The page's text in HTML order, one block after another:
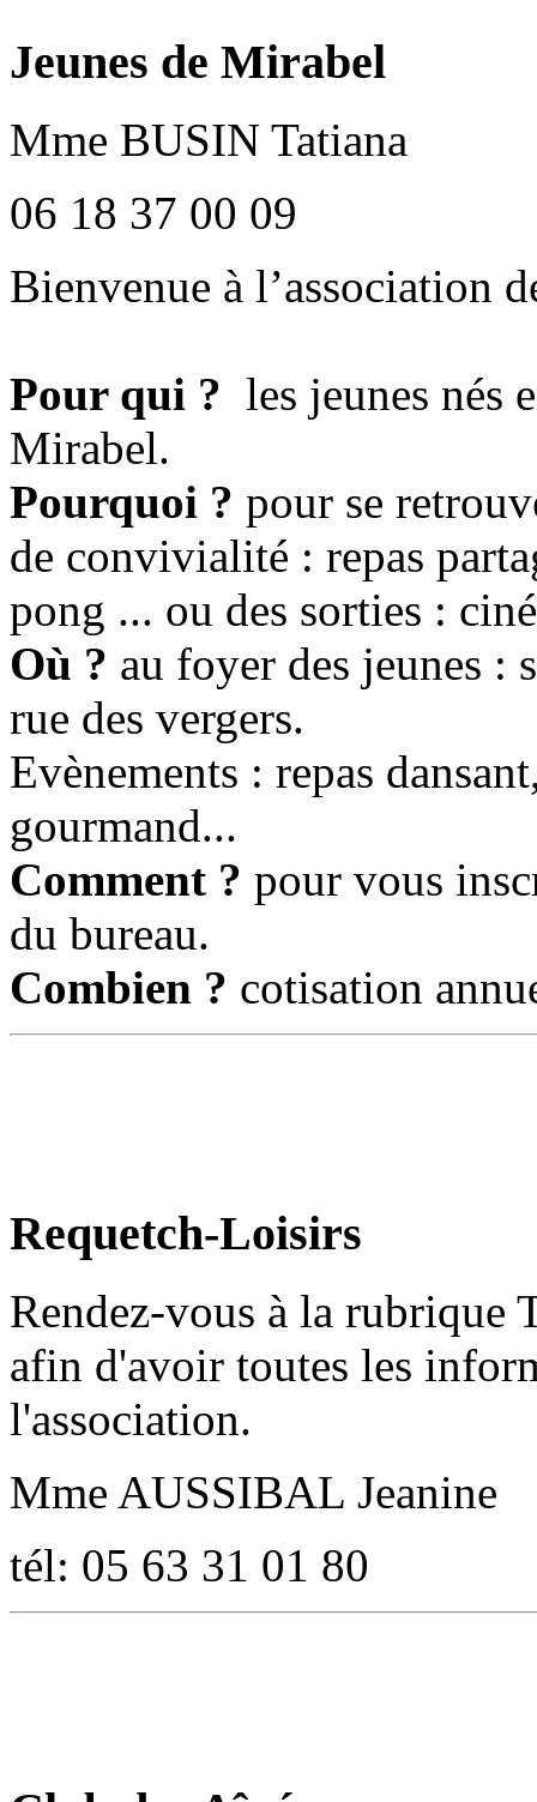
Jeunes de Mirabel
Mme BUSIN Tatiana
06 18 37 00 09
Bienvenue à l’association
Pour qui ? les jeunes nés
Mirabel.
Pourquoi ? pour se
de convivialité : repas
pong ... ou des sorties :
Où ? au foyer des jeunes :
rue des vergers.
Evènements : repas
gourmand...
Comment ? pour vous
du bureau.
Combien ? cotisation
Requetch-Loisirs
Rendez-vous à la rubrique
afin d'avoir toutes les
l'association.
Mme AUSSIBAL Jeanine
tél: 05 63 31 01 80